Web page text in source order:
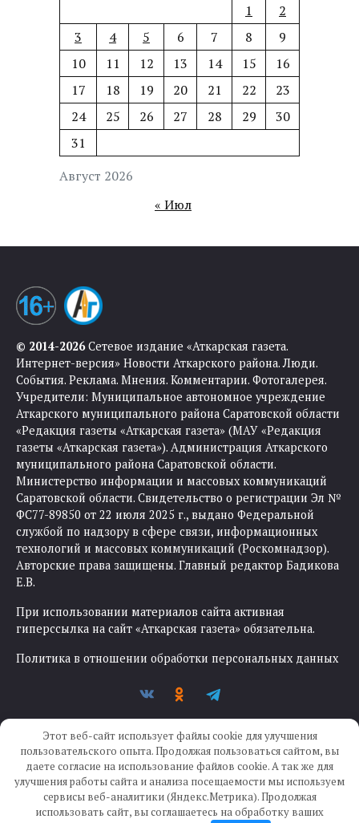
Август 2026
1
2
3
4 5 6 7 8
9
10
11 12 13 14 15
16
17
18 19 20 21 22
23
24
25 26 27 28 29
30
31
« Июл
© 2014-2026Сетевое издание «Аткарская газета.
Интернет-версия» Новости Аткарского района. Люди.
События. Реклама. Мнения. Комментарии. Фотогалерея.
Учредители: Муниципальное автономное учреждение
Аткарского муниципального района Саратовской области
«Редакция газеты «Аткарская газета» (МАУ «Редакция
газеты «Аткарская газета»). Администрация Аткарского
муниципального района Саратовской области.
Министерство информации и массовых коммуникаций
Саратовской области. Свидетельство о регистрации Эл №
ФС77-89850 от 22 июля 2025 г., выдано Федеральной
службой по надзору в сфере связи, информационных
технологий и массовых коммуникаций (Роскомнадзор).
Авторские права защищены. Главный редактор Бадикова
Е.В.
При использовании материалов сайта активная
гиперссылка на сайт «Аткарская газета» обязательна.
Политика в отношении обработки персональных данных
Создание сайта —IKWEB
Этот веб-сайт использует файлы cookie для улучшения
пользовательского опыта. Продолжая пользоваться сайтом, вы
даете согласие на использование файлов cookie. А так же для
улучшения работы сайта и анализа посещаемости мы используем
сервисы веб-аналитики (Яндекс.Метрика). Продолжая
использовать сайт, вы соглашаетесь на обработку ваших